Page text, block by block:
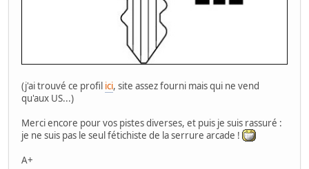
(j'ai trouvé ce profil ici, site assez fourni mais qui ne vend
qu'aux US...)
Merci encore pour vos pistes diverses, et puis je suis rassuré :
je ne suis pas le seul fétichiste de la serrure arcade !
A+